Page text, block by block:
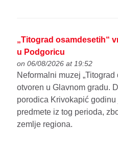
„Titograd osamdesetih“
u Podgoricu
on 06/08/2026 at 19:52
Neformalni muzej
otvoren u Glavnom gradu.
porodica Krivokapić
predmete iz tog perioda,
zemlje regiona.